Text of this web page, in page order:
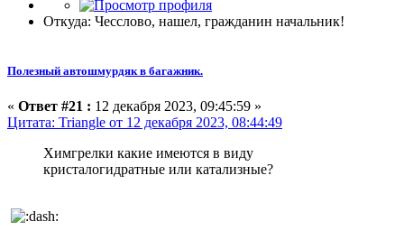
Откуда: Чесслово, нашел, гражданин начальник!
Полезный автошмурдяк в багажник.
« Ответ #21 : 12 декабря 2023, 09:45:59 »
Цитата: Triangle от 12 декабря 2023, 08:44:49
Химгрелки какие имеются в виду
кристалогидратные или катализные?